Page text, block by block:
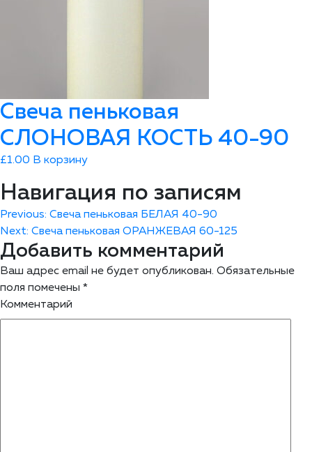
Свеча пеньковая
СЛОНОВАЯ КОСТЬ 40-90
£1.00 В корзину
Навигация по записям
Previous: Свеча пеньковая БЕЛАЯ 40-90
Next: Свеча пеньковая ОРАНЖЕВАЯ 60-125
Добавить комментарий
Ваш адрес email не будет опубликован. Обязательные
поля помечены *
Комментарий